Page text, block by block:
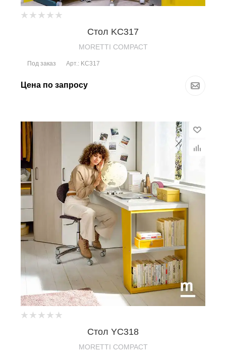
Стол KC317
MORETTI COMPACT
Под заказ Арт.: KC317
Цена по запросу
Стол YC318
MORETTI COMPACT